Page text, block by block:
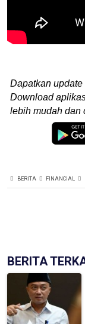
Dapatkan
Download
lebih mudah dan
BERITA FINANCIAL
BERITA